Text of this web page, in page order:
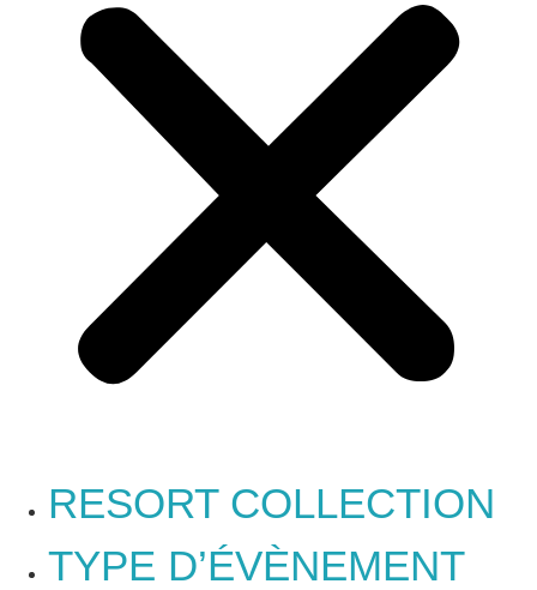
RESORT COLLECTION
TYPE D’ÉVÈNEMENT